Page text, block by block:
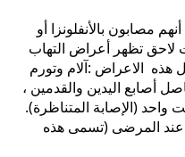
مصابون بالأنفلونزا أو
لاحق تظهر أعراض التهاب
هذه الاعراض :آلام وتورم
أصابع اليدين والقدمين ،
واحد (الإصابة المتناظرة).
عند المرضى (تسمى هذه